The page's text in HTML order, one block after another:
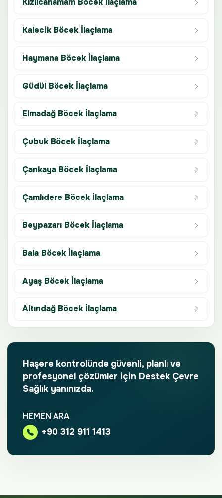
Kızılcahamam Böcek İlaçlama
Kalecik Böcek İlaçlama
Haymana Böcek İlaçlama
Güdül Böcek İlaçlama
Elmadağ Böcek İlaçlama
Çubuk Böcek İlaçlama
Çankaya Böcek İlaçlama
Çamlıdere Böcek İlaçlama
Beypazarı Böcek İlaçlama
Bala Böcek İlaçlama
Ayaş Böcek İlaçlama
Altındağ Böcek İlaçlama
Haşere kontrolünde güvenli, planlı ve
profesyonel çözümler için Destek Çevre
Sağlık yanınızda.
HEMEN ARA
+90 312 911 1413